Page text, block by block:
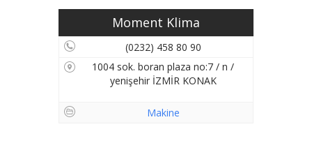
Moment Klima
(0232) 458 80 90
1004 sok. boran plaza no:7 / n /
yenişehir İZMİR KONAK
Makine